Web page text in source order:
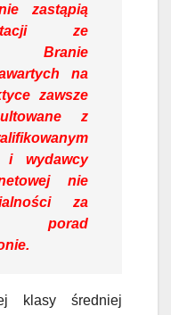
zastąpią
ze
Branie
na
zawsze
z
i wydawcy
nie
za
porad
klasy średniej